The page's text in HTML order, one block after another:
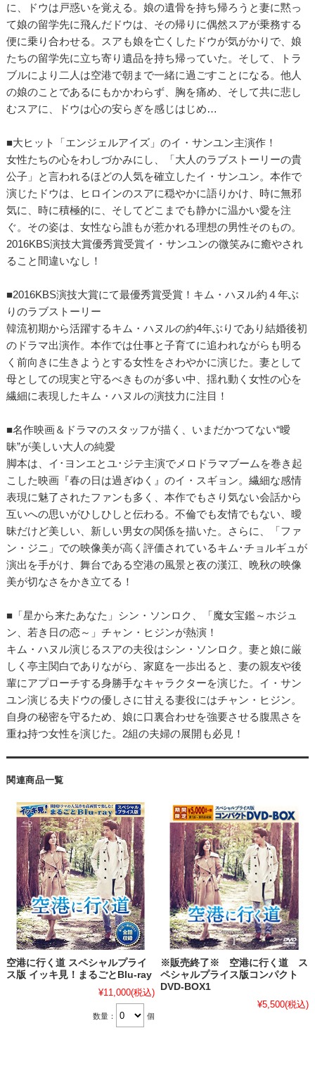
に、ドウは戸惑いを覚える。娘の遺骨を持ち帰ろうと妻に黙っ
て娘の留学先に飛んだドウは、その帰りに偶然スアが乗務する
便に乗り合わせる。スアも娘を亡くしたドウが気がかりで、娘
たちの留学先に立ち寄り遺品を持ち帰っていた。そして、トラ
ブルにより二人は空港で朝まで一緒に過ごすことになる。他人
の娘のことであるにもかかわらず、胸を痛め、そして共に悲し
むスアに、ドウは心の安らぎを感じはじめ…
■大ヒット「エンジェルアイズ」のイ・サンユン主演作！
女性たちの心をわしづかみにし、「大人のラブストーリーの貴
公子」と言われるほどの人気を確立したイ・サンユン。本作で
演じたドウは、ヒロインのスアに穏やかに語りかけ、時に無邪
気に、時に積極的に、そしてどこまでも静かに温かい愛を注
ぐ。その姿は、女性なら誰もが惹かれる理想の男性そのもの。
2016KBS演技大賞優秀賞受賞イ・サンユンの微笑みに癒やされ
ること間違いなし！
■2016KBS演技大賞にて最優秀賞受賞！キム・ハヌル約４年ぶ
りのラブストーリー
韓流初期から活躍するキム・ハヌルの約4年ぶりであり結婚後初
のドラマ出演作。本作では仕事と子育てに追われながらも明る
く前向きに生きようとする女性をさわやかに演じた。妻として
母としての現実と守るべきものが多い中、揺れ動く女性の心を
繊細に表現したキム・ハヌルの演技力に注目！
■名作映画＆ドラマのスタッフが描く、いまだかつてない“曖
昧”が美しい大人の純愛
脚本は、イ･ヨンエとユ･ジテ主演でメロドラマブームを巻き起
こした映画『春の日は過ぎゆく』のイ・スギョン。繊細な感情
表現に魅了されたファンも多く、本作でもさり気ない会話から
互いへの思いがひしひしと伝わる。不倫でも友情でもない、曖
昧だけど美しい、新しい男女の関係を描いた。さらに、「ファ
ン・ジニ」での映像美が高く評価されているキム･チョルギュが
演出を手がけ、舞台である空港の風景と夜の漢江、晩秋の映像
美が切なさをかき立てる！
■「星から来たあなた」シン・ソンロク、「魔女宝鑑～ホジュ
ン、若き日の恋～」チャン・ヒジンが熱演！
キム・ハヌル演じるスアの夫役はシン・ソンロク。妻と娘に厳
しく亭主関白でありながら、家庭を一歩出ると、妻の親友や後
輩にアプローチする身勝手なキャラクターを演じた。イ・サン
ユン演じる夫ドウの優しさに甘える妻役にはチャン・ヒジン。
自身の秘密を守るため、娘に口裏合わせを強要させる腹黒さを
重ね持つ女性を演じた。2組の夫婦の展開も必見！
関連商品一覧
空港に行く道 スペシャルプライ
ス版 イッキ見！まるごとBlu-ray
¥11,000(税込)
数量： 個
※販売終了※ 空港に行く道 ス
ペシャルプライス版コンパクト
DVD-BOX1
¥5,500(税込)